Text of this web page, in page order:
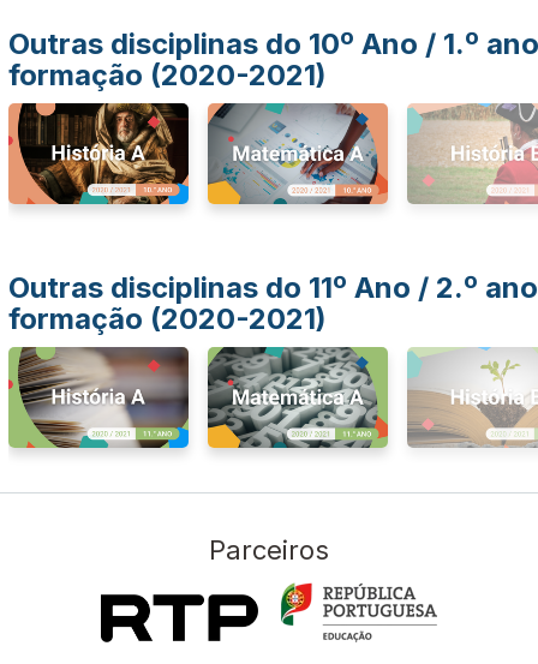
Outras disciplinas do 10º Ano / 1.º ano
formação (2020-2021)
Outras disciplinas do 11º Ano / 2.º ano
formação (2020-2021)
Parceiros